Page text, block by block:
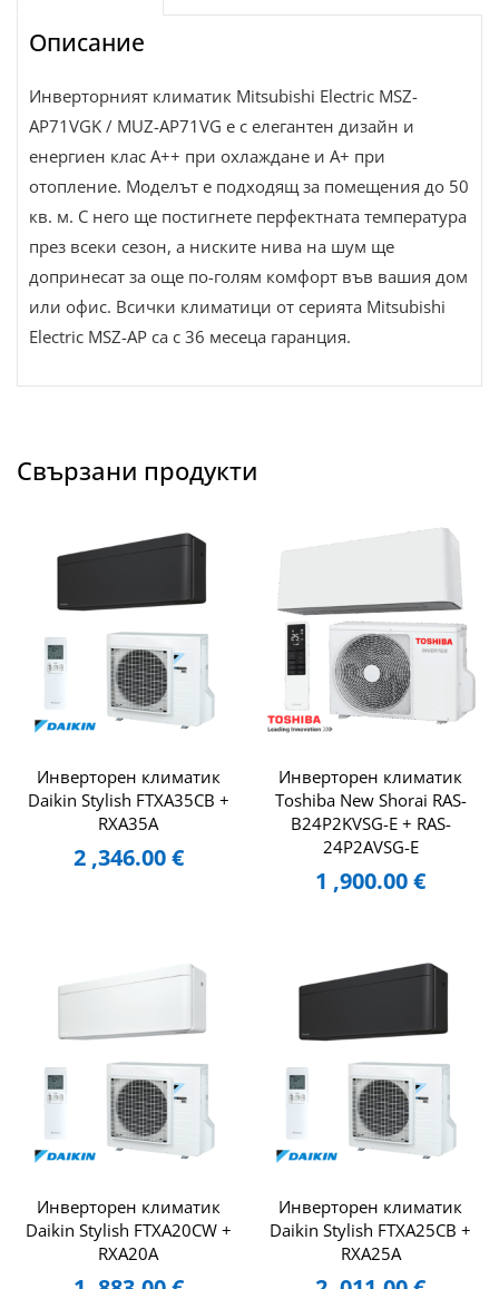
Описание
Инверторният климатик Mitsubishi Electric MSZ-
AP71VGK / MUZ-AP71VG е с елегантен дизайн и
енергиен клас А++ при охлаждане и А+ при
отопление. Моделът е подходящ за помещения до 50
кв. м. С него ще постигнете перфектната температура
през всеки сезон, а ниските нива на шум ще
допринесат за още по-голям комфорт във вашия дом
или офис. Всички климатици от серията Mitsubishi
Electric MSZ-AP са с 36 месеца гаранция.
Свързани продукти
Инверторен климатик
Daikin Stylish FTXA35CB +
RXA35A
2 ,346.00€
Инверторен климатик
Toshiba New Shorai RAS-
B24P2KVSG-E + RAS-
24P2AVSG-E
1 ,900.00€
Инверторен климатик
Daikin Stylish FTXA20CW +
RXA20A
Инверторен климатик
Daikin Stylish FTXA25CB +
RXA25A